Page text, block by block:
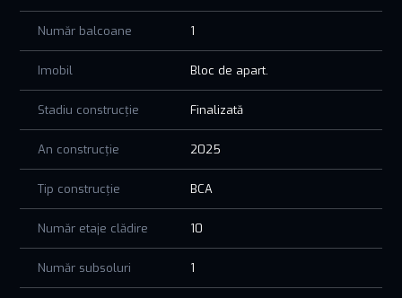
Număr balcoane 1
Imobil Bloc de apart.
Stadiu construcție Finalizată
An construcție 2025
Tip construcție BCA
Număr etaje clădire 10
Număr subsoluri 1